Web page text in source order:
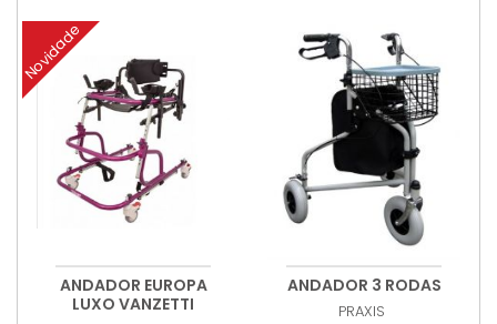
Novidade
ANDADOR EUROPA
LUXO VANZETTI
ANDADOR 3 RODAS
PRAXIS